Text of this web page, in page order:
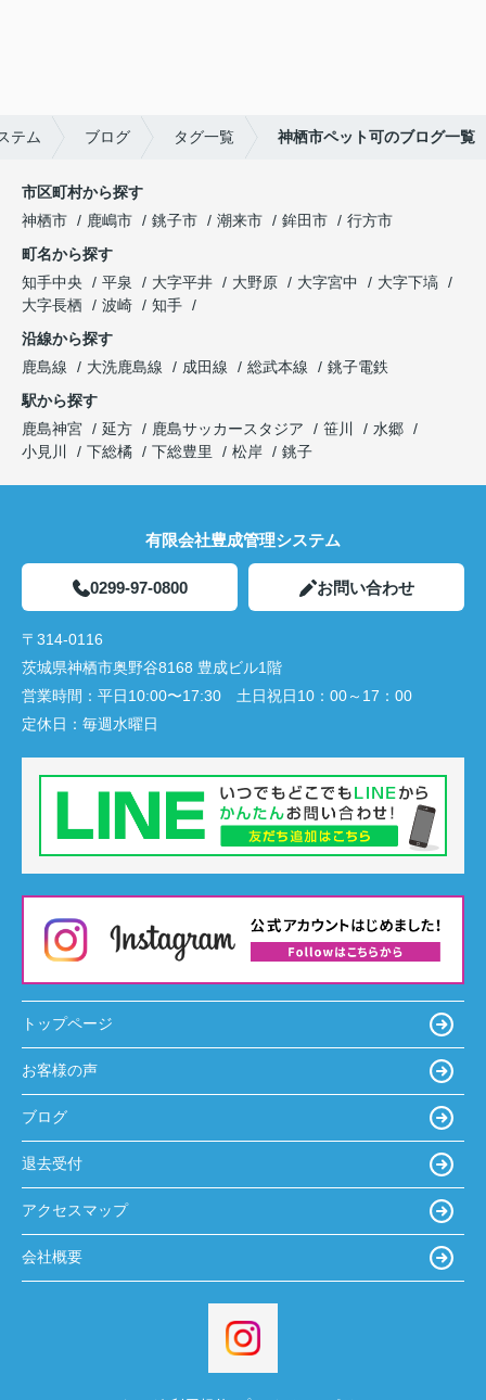
テム ブログ タグ一覧 神栖市ペット可のブログ一覧
市区町村から探す
神栖市
鹿嶋市 銚子市 潮来市 鉾田市
行方市
町名から探す
知手中央
平泉 大字平井 大野原 大字宮中
大字下塙
大字長栖
波崎
知手
沿線から探す
鹿島線
大洗鹿島線 成田線 総武本線
銚子電鉄
駅から探す
鹿島神宮
延方 鹿島サッカースタジア 笹川
水郷
小見川
下総橘 下総豊里 松岸 銚子
有限会社豊成管理システム
0299-97-0800 お問い合わせ
〒314-0116
茨城県神栖市奥野谷8168 豊成ビル1階
営業時間： 平日10:00〜17:30 土日祝日10：00～17：00
定休日： 毎週水曜日
トップページ
お客様の声
ブログ
退去受付
アクセスマップ
会社概要